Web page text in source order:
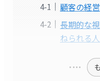
顧客の経
長期的な
ねられる人